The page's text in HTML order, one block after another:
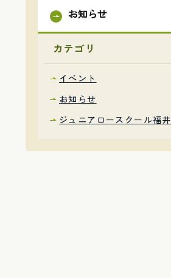
お知らせ
カテゴリ
イベント
お知らせ
ジュニアロースクール福井